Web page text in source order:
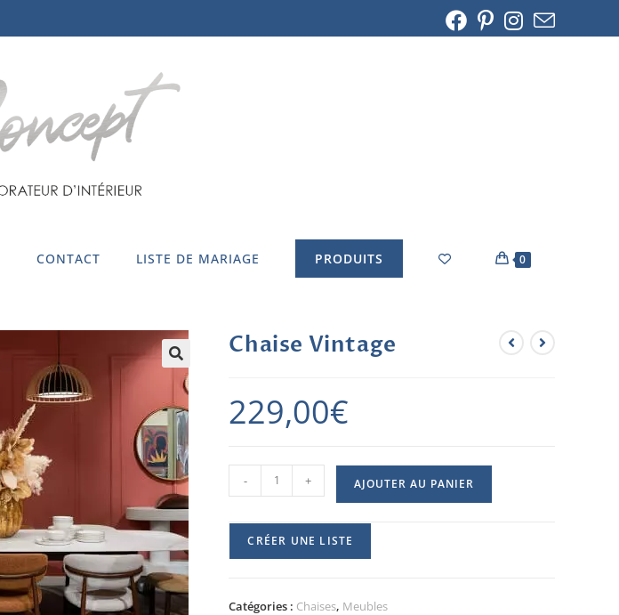
CONTACT LISTE DE MARIAGE PRODUITS 0
🔍
Chaise Vintage
229,00€
- + AJOUTER AU PANIER
CRÉER UNE LISTE
Catégories : Chaises, Meubles